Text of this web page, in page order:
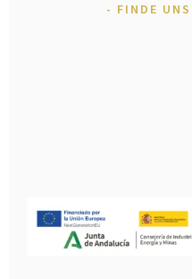
FINDE